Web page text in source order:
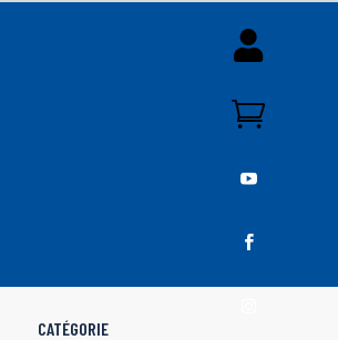




CATÉGORIE